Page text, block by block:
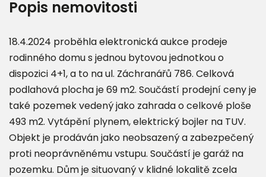
Popis nemovitosti
18.4.2024 proběhla elektronická aukce prodeje
rodinného domu s jednou bytovou jednotkou o
dispozici 4+1, a to na ul. Záchranářů 786. Celková
podlahová plocha je 69 m2. Součástí prodejní ceny je
také pozemek vedený jako zahrada o celkové ploše
493 m2. Vytápění plynem, elektrický bojler na TUV.
Objekt je prodáván jako neobsazený a zabezpečený
proti neoprávněnému vstupu. Součástí je garáž na
pozemku. Dům je situovaný v klidné lokalitě zcela